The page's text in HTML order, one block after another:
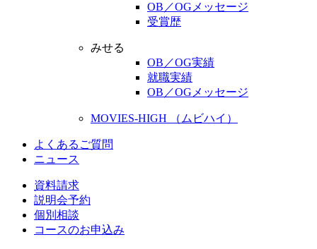
OB／OGメッセージ
受賞歴
みせる
OB／OG実績
就職実績
OB／OGメッセージ
MOVIES-HIGH （ムビハイ）
よくあるご質問
ニュース
資料請求
説明会予約
個別相談
コースのお申込み